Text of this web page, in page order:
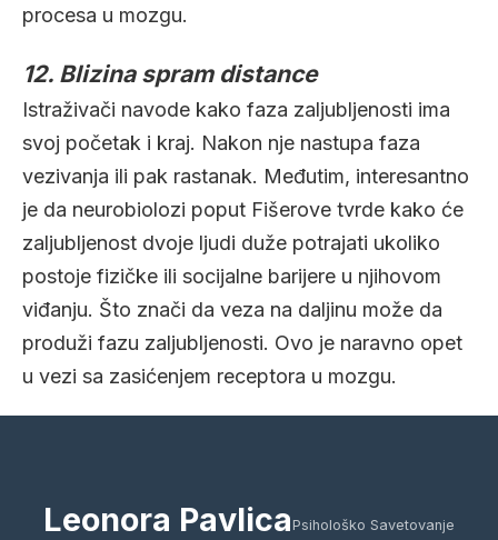
procesa u mozgu.
12. Blizina spram distance
Istraživači navode kako faza zaljubljenosti ima
svoj početak i kraj. Nakon nje nastupa faza
vezivanja ili pak rastanak. Međutim, interesantno
je da neurobiolozi poput Fišerove tvrde kako će
zaljubljenost dvoje ljudi duže potrajati ukoliko
postoje fizičke ili socijalne barijere u njihovom
viđanju. Što znači da veza na daljinu može da
produži fazu zaljubljenosti. Ovo je naravno opet
u vezi sa zasićenjem receptora u mozgu.
Leonora Pavlica Psihološko Savetovanje